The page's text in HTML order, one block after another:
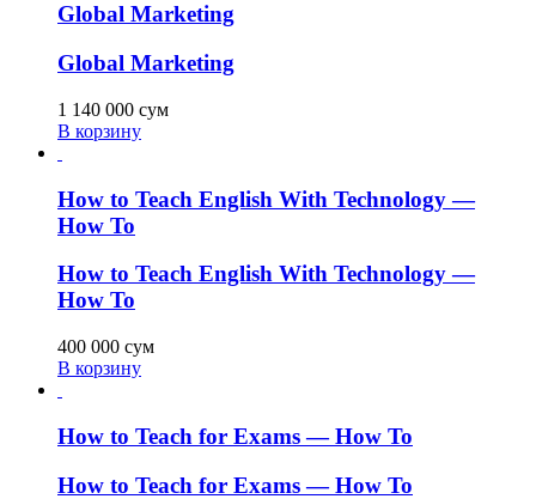
Global Marketing
Global Marketing
1 140 000 сум
В корзину
How to Teach English With Technology —
How To
How to Teach English With Technology —
How To
400 000 сум
В корзину
How to Teach for Exams — How To
How to Teach for Exams — How To